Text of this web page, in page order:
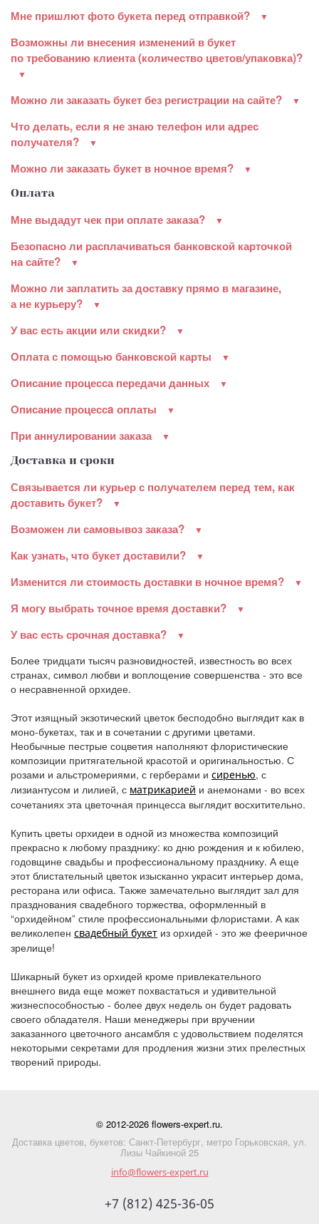
Мне пришлют фото букета перед отправкой?
Возможны ли внесения изменений в букет
по требованию клиента (количество цветов/упаковка)?
Можно ли заказать букет без регистрации на сайте?
Что делать, если я не знаю телефон или адрес
получателя?
Можно ли заказать букет в ночное время?
Оплата
Мне выдадут чек при оплате заказа?
Безопасно ли расплачиваться банковской карточкой
на сайте?
Можно ли заплатить за доставку прямо в магазине,
а не курьеру?
У вас есть акции или скидки?
Оплата с помощью банковской карты
Описание процесса передачи данных
Описание процессa оплаты
При аннулировании заказа
Доставка и сроки
Связывается ли курьер с получателем перед тем, как
доставить букет?
Возможен ли самовывоз заказа?
Как узнать, что букет доставили?
Изменится ли стоимость доставки в ночное время?
Я могу выбрать точное время доставки?
У вас есть срочная доставка?
Более тридцати тысяч разновидностей, известность во всех
странах, символ любви и воплощение совершенства - это все
о несравненной орхидее.
Этот изящный экзотический цветок бесподобно выглядит как в
моно-букетах, так и в сочетании с другими цветами.
Необычные пестрые соцветия наполняют флористические
композиции притягательной красотой и оригинальностью. С
розами и альстромериями, с герберами и сиренью, с
лизиантусом и лилией, с матрикарией и анемонами - во всех
сочетаниях эта цветочная принцесса выглядит восхитительно.
Купить цветы орхидеи в одной из множества композиций
прекрасно к любому празднику: ко дню рождения и к юбилею,
годовщине свадьбы и профессиональному празднику. А еще
этот блистательный цветок изысканно украсит интерьер дома,
ресторана или офиса. Также замечательно выглядит зал для
празднования свадебного торжества, оформленный в
“орхидейном” стиле профессиональными флористами. А как
великолепен свадебный букет из орхидей - это же фееричное
зрелище!
Шикарный букет из орхидей кроме привлекательного
внешнего вида еще может похвастаться и удивительной
жизнеспособностью - более двух недель он будет радовать
своего обладателя. Наши менеджеры при вручении
заказанного цветочного ансамбля с удовольствием поделятся
некоторыми секретами для продления жизни этих прелестных
творений природы.
© 2012-2026 flowers-expert.ru.
Доставка цветов, букетов: Санкт-Петербург, метро Горьковская, ул.
Лизы Чайкиной 25
info@flowers-expert.ru
+7 (812) 425-36-05